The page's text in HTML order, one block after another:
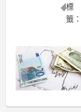
標
籤：